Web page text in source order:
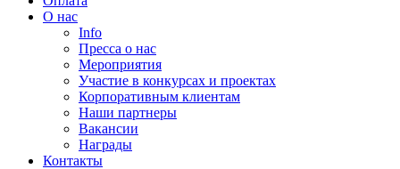
О нас
Info
Пресса о нас
Мероприятия
Участие в конкурсах и проектах
Корпоративным клиентам
Наши партнеры
Вакансии
Награды
Контакты